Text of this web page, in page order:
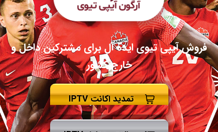
فروش آیپی تیوی ایده آل برای مشترکین داخل و
خارج کشور
تمدید اکانت IPTV